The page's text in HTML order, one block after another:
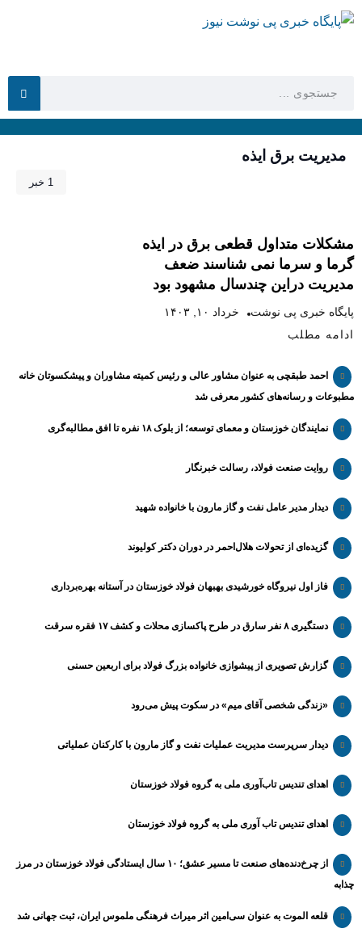
مدیریت برق ایذه
1 خبر
مشکلات متداول قطعی برق در ایذه
گرما و سرما نمی شناسند ضعف
مدیریت دراین چندسال مشهود بود
پایگاه خبری پی نوشت خرداد ۱۰, ۱۴۰۳
ادامه مطلب
احمد طبقچی به عنوان مشاور عالی و رئیس کمیته مشاوران و پیشکسوتان خانه
مطبوعات و رسانه‌های کشور معرفی شد
نمایندگان خوزستان و معمای توسعه؛ از بلوک ۱۸ نفره تا افق مطالبه‌گری
روایت صنعت فولاد،‌ رسالت خبرنگار
دیدار مدیر عامل نفت و گاز مارون با خانواده شهید
گزیده‌ای از تحولات هلال‌احمر در دوران دکتر کولیوند
فاز اول نیروگاه خورشیدی بهبهان فولاد خوزستان در آستانه بهره‌برداری
دستگیری ۸ نفر سارق در طرح پاکسازی محلات و کشف ۱۷ فقره سرقت
گزارش تصویری از پیشوازی خانواده بزرگ فولاد برای اربعین حسنی
«زندگی شخصی آقای میم» در سکوت پیش می‌رود
دیدار سرپرست مدیریت عملیات نفت و گاز مارون با کارکنان عملیاتی
اهدای تندیس تاب‌آوری ملی به گروه فولاد خوزستان
اهدای تندیس تاب آوری ملی به گروه فولاد خوزستان
از چرخ‌دنده‌های صنعت تا مسیر عشق؛ ۱۰ سال ایستادگی فولاد خوزستان در مرز
چذابه
قلعه الموت به عنوان سی‌امین اثر میراث‌ فرهنگی ملموس ایران، ثبت جهانی شد